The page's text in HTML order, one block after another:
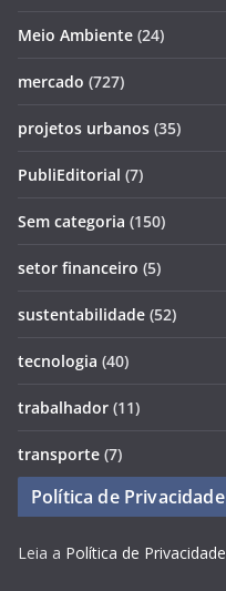
Meio Ambiente (24)
mercado (727)
projetos urbanos (35)
PubliEditorial (7)
Sem categoria (150)
setor financeiro (5)
sustentabilidade (52)
tecnologia (40)
trabalhador (11)
transporte (7)
Política de Privacidade
Leia a Política de Privacidade